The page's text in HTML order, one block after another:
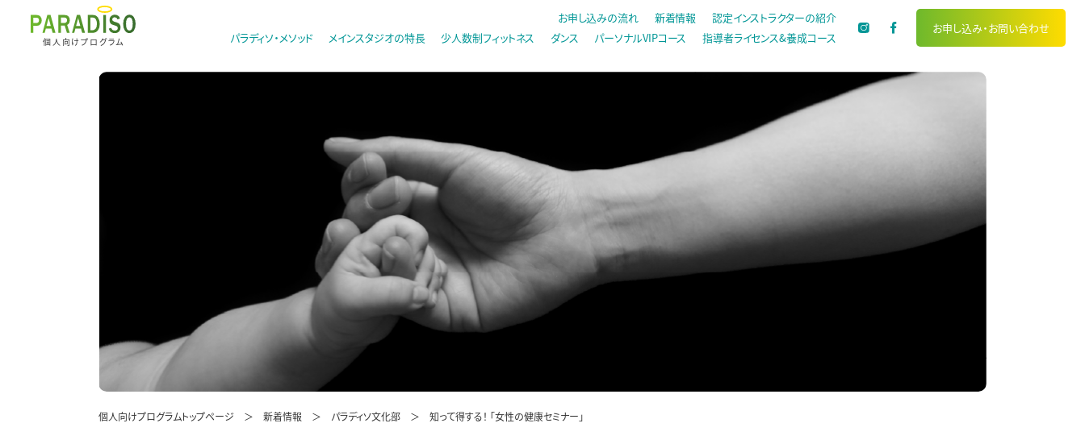
個人向けプログラム パラディソ・メソッド メインスタジオの特長 少人数制フィットネス ダンス パーソナルVIPコース 指導者ライセンス&養成コース
お申し込みの流れ 新着情報 認定インストラクターの紹介
お申し込み・お問い合わせ
個人向けプログラムトップページ 新着情報 パラディソ文化部 知って得する！ 「女性の健康セミナー」